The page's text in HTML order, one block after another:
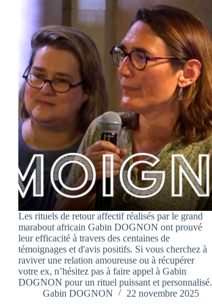
Les rituels de retour affectif réalisés par le grand
marabout africain Gabin DOGNON ont prouvé
leur efficacité à travers des centaines de
témoignages et d'avis positifs. Si vous cherchez à
raviver une relation amoureuse ou à récupérer
votre ex, n’hésitez pas à faire appel à Gabin
DOGNON pour un rituel puissant et personnalisé.
Gabin DOGNON
22 novembre 2025